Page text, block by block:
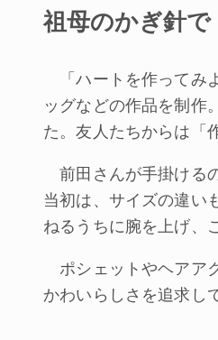
祖母のかぎ針で
「ハートを作ってみ
ッグなどの作品を制作
た。友人たちからは「
前田さんが手掛ける
当初は、サイズの違い
ねるうちに腕を上げ、
ポシェットやヘアア
かわいらしさを追求し